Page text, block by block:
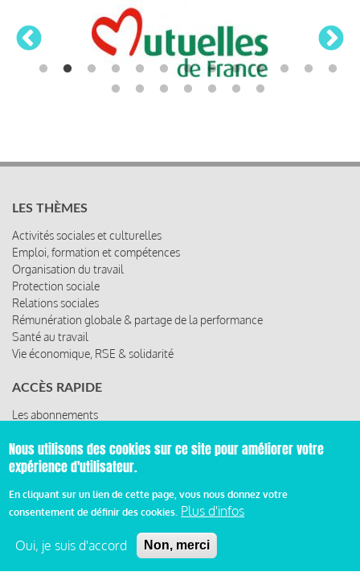
LES THÈMES
Activités sociales et culturelles
Emploi, formation et compétences
Organisation du travail
Protection sociale
Relations sociales
Rémunération globale & partage de la performance
Santé au travail
Vie économique, RSE & solidarité
ACCÈS RAPIDE
Les abonnements
Les ressources
© 2019 Miroir Social - Réalisé parCafffeine
Mentions légales et condition générale d’utilisation et
Nous utilisons des cookies sur ce site pour améliorer votre
expérience d'utilisateur.
En cliquant sur un lien de cette page, vous nous donnez votre
consentement de définir des cookies. Plus d'infos
Oui, je suis d'accord Non, merci